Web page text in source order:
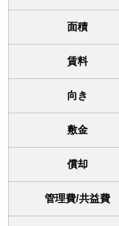
面積
賃料
向き
敷金
償却
管理費/共益費